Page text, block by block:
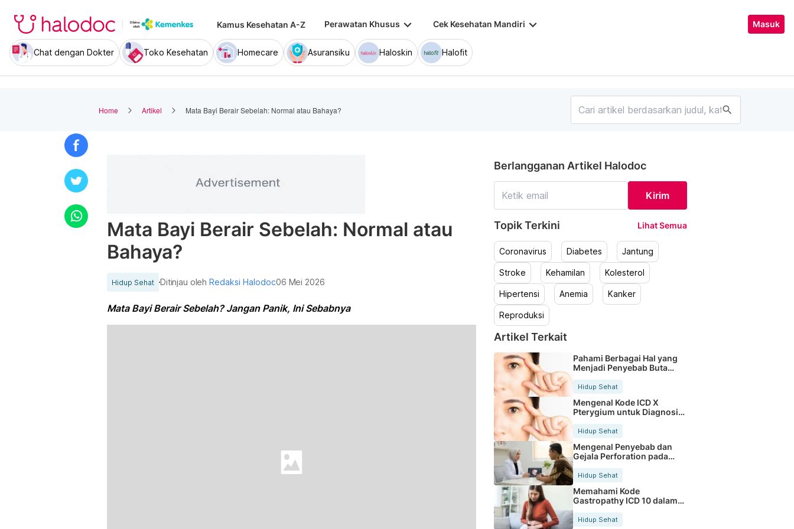
Kamus Kesehatan A-Z Perawatan Khusus keyboard_arrow_down Cek Kesehatan Mandiri keyboard_arrow_down Masuk
Chat dengan Dokter Toko Kesehatan Homecare Asuransiku Haloskin Halofit
Home Artikel Mata Bayi Berair Sebelah: Normal atau Bahaya? search
Mata Bayi Berair Sebelah: Normal atau
Bahaya?
Hidup Sehat Ditinjau olehRedaksi Halodoc06 Mei 2026
Mata Bayi Berair Sebelah? Jangan Panik, Ini Sebabnya
Berlangganan Artikel Halodoc
Kirim
Topik Terkini Lihat Semua
Coronavirus Diabetes Jantung
Stroke Kehamilan Kolesterol
Hipertensi Anemia Kanker
Reproduksi
Artikel Terkait
Pahami Berbagai Hal yang
Menjadi Penyebab Buta
Hidup Sehat
Mengenal Kode ICD X
Pterygium untuk Diagnosis
Hidup Sehat
Mengenal Penyebab dan
Gejala Perforation pada
Tubuh
Hidup Sehat
Memahami Kode
Gastropathy ICD 10 dalam
Rekam Medis Pasien
Hidup Sehat